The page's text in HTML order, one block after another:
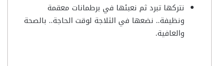
نتركها تبرد ثم نعبئها في برطمانات معقمة
ونظيفة.. نضعها في الثلاجة لوقت الحاجة.. بالصحة
والعافية.